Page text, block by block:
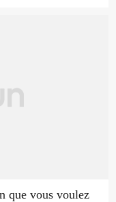
que vous voulez